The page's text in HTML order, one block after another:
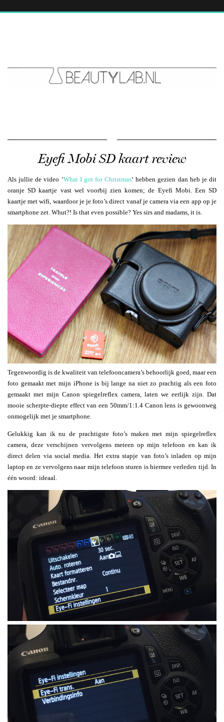
Eyefi Mobi SD kaart review
Als jullie de video ‘What I got for Christmas‘ hebben gezien dan heb je dit
oranje SD kaartje vast wel voorbij zien komen; de Eyefi Mobi. Een SD
kaartje met wifi, waardoor je je foto’s direct vanaf je camera via een app op je
smartphone zet. Whut?! Is that even possible? Yes sirs and madams, it is.
Tegenwoordig is de kwaliteit van telefooncamera’s behoorlijk goed, maar een
foto gemaakt met mijn iPhone is bij lange na niet zo prachtig als een foto
gemaakt met mijn Canon spiegelreflex camera, laten we eerlijk zijn. Dat
mooie scherpte-diepte effect van een 50mm/1:1.4 Canon lens is gewoonweg
onmogelijk met je smartphone.
Gelukkig kan ik nu de prachtigste foto’s maken met mijn spiegelreflex
camera, deze verschijnen vervolgens meteen op mijn telefoon en kan ik
direct delen via social media. Het extra stapje van foto’s inladen op mijn
laptop en ze vervolgens naar mijn telefoon sturen is hiermee verleden tijd. In
één woord: ideaal.